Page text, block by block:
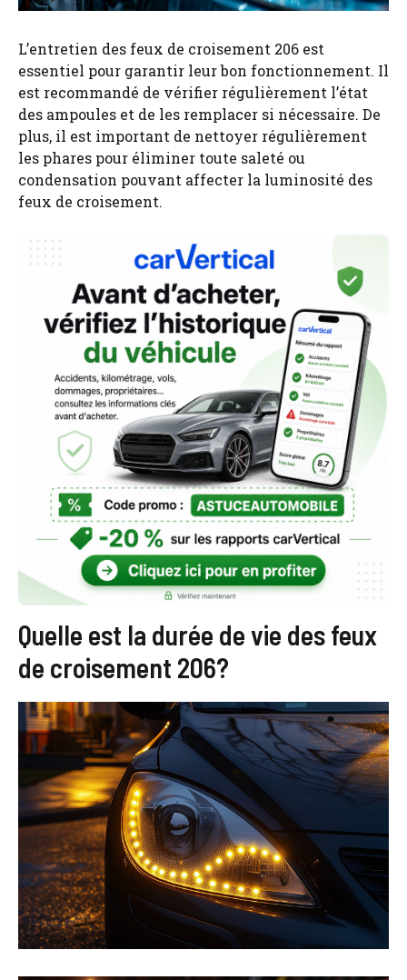
L’entretien des feux de croisement 206 est
essentiel pour garantir leur bon fonctionnement. Il
est recommandé de vérifier régulièrement l’état
des ampoules et de les remplacer si nécessaire. De
plus, il est important de nettoyer régulièrement
les phares pour éliminer toute saleté ou
condensation pouvant affecter la luminosité des
feux de croisement.
Quelle est la durée de vie des feux
de croisement 206?